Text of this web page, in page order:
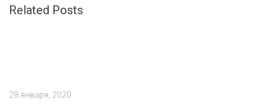
Related Posts
28 января, 2020